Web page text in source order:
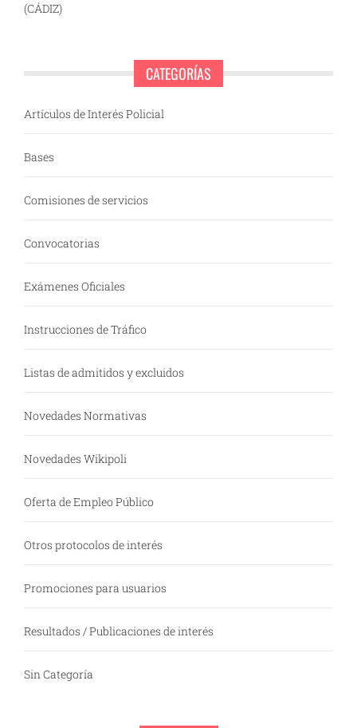
(CÁDIZ)
CATEGORÍAS
Artículos de Interés Policial
Bases
Comisiones de servicios
Convocatorias
Exámenes Oficiales
Instrucciones de Tráfico
Listas de admitidos y excluidos
Novedades Normativas
Novedades Wikipoli
Oferta de Empleo Público
Otros protocolos de interés
Promociones para usuarios
Resultados / Publicaciones de interés
Sin Categoría